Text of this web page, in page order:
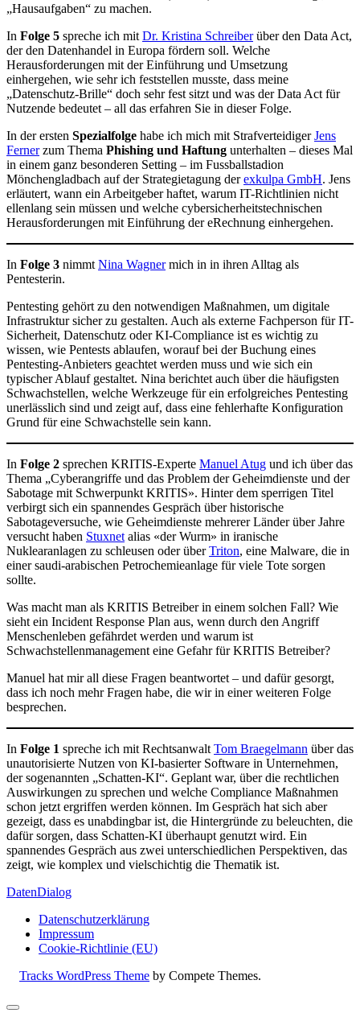
„Hausaufgaben“ zu machen.
In Folge 5 spreche ich mit Dr. Kristina Schreiberüber den Data Act,
der den Datenhandel in Europa fördern soll. Welche
Herausforderungen mit der Einführung und Umsetzung
einhergehen, wie sehr ich feststellen musste, dass meine
„Datenschutz-Brille“ doch sehr fest sitzt und was der Data Act für
Nutzende bedeutet – all das erfahren Sie in dieser Folge.
In der ersten Spezialfolge habe ich mich mit StrafverteidigerJens
Fernerzum Thema Phishing und Haftung unterhalten – dieses Mal
in einem ganz besonderen Setting – im Fussballstadion
Mönchengladbach auf der Strategietagung derexkulpa GmbH. Jens
erläutert, wann ein Arbeitgeber haftet, warum IT-Richtlinien nicht
ellenlang sein müssen und welche cybersicherheitstechnischen
Herausforderungen mit Einführung der eRechnung einhergehen.
In Folge 3 nimmt Nina Wagnermich in in ihren Alltag als
Pentesterin.
Pentesting gehört zu den notwendigen Maßnahmen, um digitale
Infrastruktur sicher zu gestalten. Auch als externe Fachperson für IT-
Sicherheit, Datenschutz oder KI-Compliance ist es wichtig zu
wissen, wie Pentests ablaufen, worauf bei der Buchung eines
Pentesting-Anbieters geachtet werden muss und wie sich ein
typischer Ablauf gestaltet. Nina berichtet auch über die häufigsten
Schwachstellen, welche Werkzeuge für ein erfolgreiches Pentesting
unerlässlich sind und zeigt auf, dass eine fehlerhafte Konfiguration
Grund für eine Schwachstelle sein kann.
In Folge 2 sprechen KRITIS-Experte Manuel Atug und ich über das
Thema „Cyberangriffe und das Problem der Geheimdienste und der
Sabotage mit Schwerpunkt KRITIS». Hinter dem sperrigen Titel
verbirgt sich ein spannendes Gespräch über historische
Sabotageversuche, wie Geheimdienste mehrerer Länder über Jahre
versucht haben Stuxnet alias «der Wurm» in iranische
Nuklearanlagen zu schleusen oder überTriton, eine Malware, die in
einer saudi-arabischen Petrochemieanlage für viele Tote sorgen
sollte.
Was macht man als KRITIS Betreiber in einem solchen Fall? Wie
sieht ein Incident Response Plan aus, wenn durch den Angriff
Menschenleben gefährdet werden und warum ist
Schwachstellenmanagement eine Gefahr für KRITIS Betreiber?
Manuel hat mir all diese Fragen beantwortet – und dafür gesorgt,
dass ich noch mehr Fragen habe, die wir in einer weiteren Folge
besprechen.
In Folge 1 spreche ich mit Rechtsanwalt Tom Braegelmann über das
unautorisierte Nutzen von KI-basierter Software in Unternehmen,
der sogenannten „Schatten-KI“. Geplant war, über die rechtlichen
Auswirkungen zu sprechen und welche Compliance Maßnahmen
schon jetzt ergriffen werden können. Im Gespräch hat sich aber
gezeigt, dass es unabdingbar ist, die Hintergründe zu beleuchten, die
dafür sorgen, dass Schatten-KI überhaupt genutzt wird. Ein
spannendes Gespräch aus zwei unterschiedlichen Perspektiven, das
zeigt, wie komplex und vielschichtig die Thematik ist.
DatenDialog
Datenschutzerklärung
Impressum
Cookie-Richtlinie (EU)
Tracks WordPress Theme by Compete Themes.